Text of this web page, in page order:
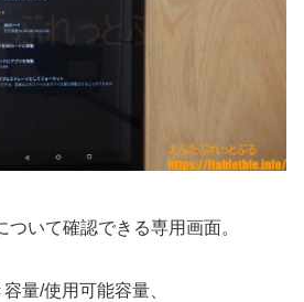
いて確認できる専用画面。
量/使用可能容量、